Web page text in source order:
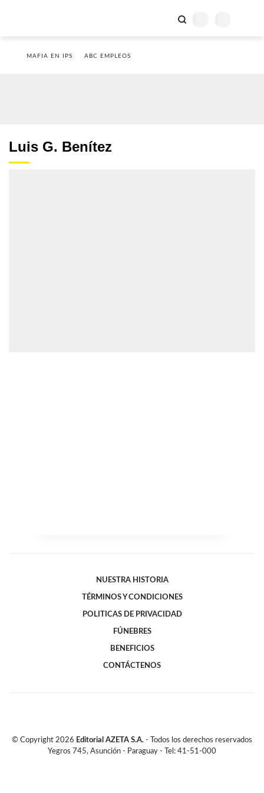
MAFIA EN IPS ABC EMPLEOS
Luis G. Benítez
NUESTRA HISTORIA
TÉRMINOS Y CONDICIONES
POLITICAS DE PRIVACIDAD
FÚNEBRES
BENEFICIOS
CONTÁCTENOS
© Copyright 2026 Editorial AZETA S.A. - Todos los derechos reservados
Yegros 745, Asunción - Paraguay - Tel: 41-51-000